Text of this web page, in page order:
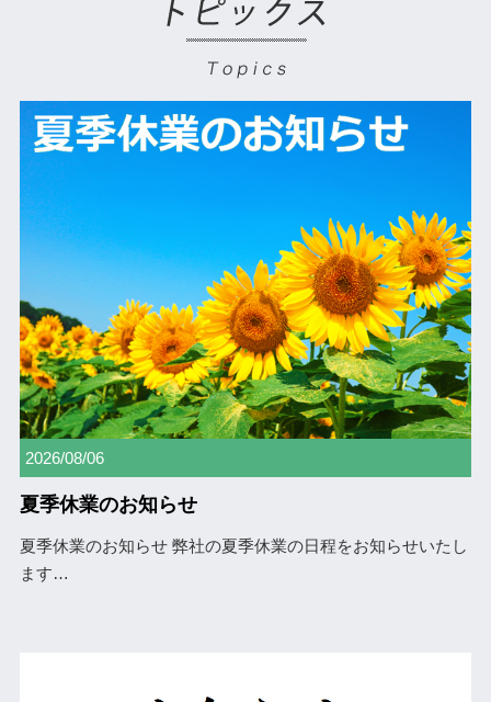
2026/08/06
夏季休業のお知らせ
夏季休業のお知らせ 弊社の夏季休業の日程をお知らせいたし
ます…